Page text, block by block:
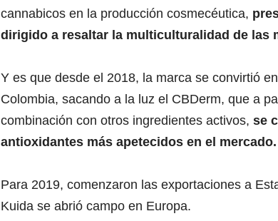
cannabicos en la producción cosmecéutica,
dirigido a resaltar la multiculturalidad de las
Y es que desde el 2018, la marca se convirtió
Colombia, sacando a la luz el CBDerm, que a
combinación con otros ingredientes activos, se
antioxidantes más apetecidos en el mercado.
Para 2019, comenzaron las exportaciones a
Kuida se abrió campo en Europa.